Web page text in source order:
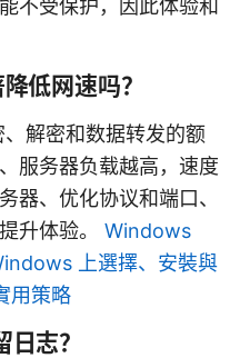
不受保护，因此体验和
低网速吗？
解密和数据转发的额
服务器负载越高，速度
器、优化协议和端口、
升体验。 Windows
上選擇、安裝與
用策略
志？